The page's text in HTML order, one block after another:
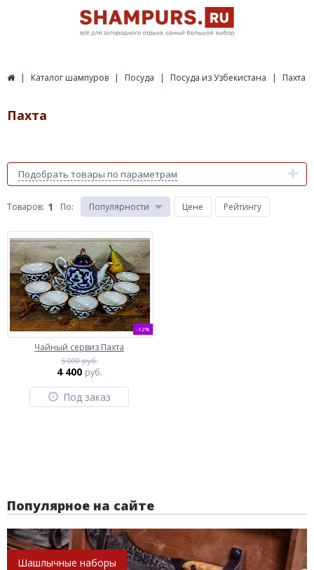
Каталог шампуров Посуда Посуда из Узбекистана Пахта
Пахта
Подобрать товары по параметрам
Товаров: 1 По: Популярности Цене Рейтингу
-12%
Чайный сервиз Пахта
5 000 руб.
4 400 руб.
Под заказ
Популярное на сайте
Шашлычные наборы